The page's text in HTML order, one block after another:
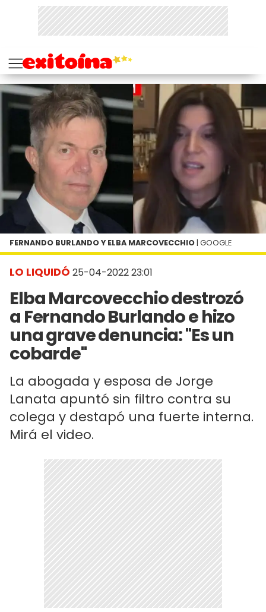
LO LIQUIDÓ 25-04-2022 23:01
Elba Marcovecchio destrozó
a Fernando Burlando e hizo
una grave denuncia: "Es un
cobarde"
La abogada y esposa de Jorge
Lanata apuntó sin filtro contra su
colega y destapó una fuerte interna.
Mirá el video.
FERNANDO BURLANDO Y ELBA MARCOVECCHIO | GOOGLE